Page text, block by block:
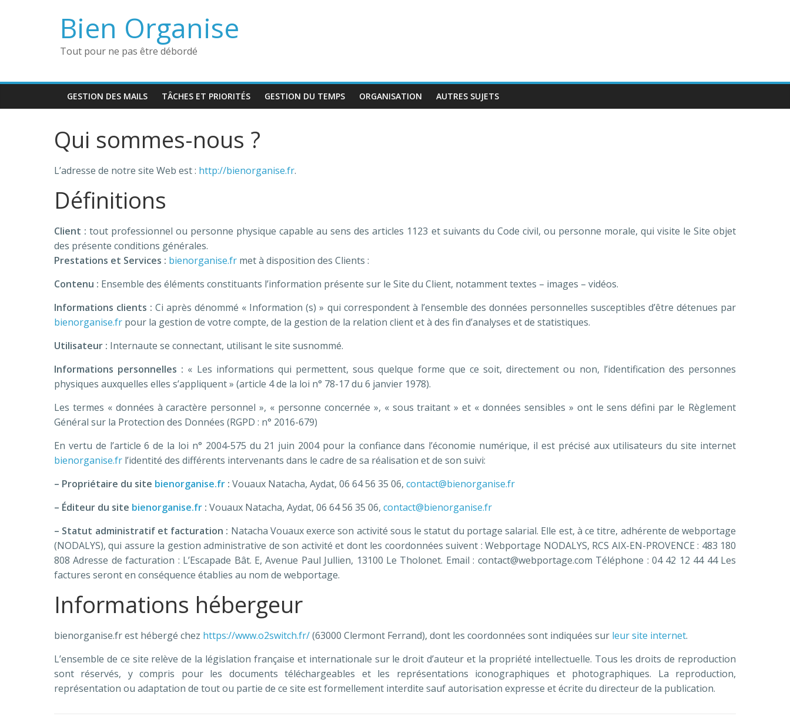
Bien Organise
Tout pour ne pas être débordé
GESTION DES MAILS TÂCHES ET PRIORITÉS GESTION DU TEMPS ORGANISATION AUTRES SUJETS
Qui sommes-nous ?
L’adresse de notre site Web est : http://bienorganise.fr.
Définitions
Client : tout professionnel ou personne physique capable au sens des articles 1123 et suivants du Code civil, ou personne morale, qui visite le Site objet
des présente conditions générales.
Prestations et Services : bienorganise.fr met à disposition des Clients :
Contenu : Ensemble des éléments constituants l’information présente sur le Site du Client, notamment textes – images – vidéos.
Informations clients : Ci après dénommé « Information (s) » qui correspondent à l’ensemble des données personnelles susceptibles d’être détenues par
bienorganise.fr pour la gestion de votre compte, de la gestion de la relation client et à des fin d’analyses et de statistiques.
Utilisateur : Internaute se connectant, utilisant le site susnommé.
Informations personnelles : « Les informations qui permettent, sous quelque forme que ce soit, directement ou non, l’identification des personnes
physiques auxquelles elles s’appliquent » (article 4 de la loi n° 78-17 du 6 janvier 1978).
Les termes « données à caractère personnel », « personne concernée », « sous traitant » et « données sensibles » ont le sens défini par le Règlement
Général sur la Protection des Données (RGPD : n° 2016-679)
En vertu de l’article 6 de la loi n° 2004-575 du 21 juin 2004 pour la confiance dans l’économie numérique, il est précisé aux utilisateurs du site internet
bienorganise.fr l’identité des différents intervenants dans le cadre de sa réalisation et de son suivi:
– Propriétaire du site bienorganise.fr : Vouaux Natacha, Aydat, 06 64 56 35 06, contact@bienorganise.fr
– Éditeur du site bienorganise.fr : Vouaux Natacha, Aydat, 06 64 56 35 06, contact@bienorganise.fr
– Statut administratif et facturation : Natacha Vouaux exerce son activité sous le statut du portage salarial. Elle est, à ce titre, adhérente de webportage
(NODALYS), qui assure la gestion administrative de son activité et dont les coordonnées suivent : Webportage NODALYS, RCS AIX-EN-PROVENCE : 483 180
808 Adresse de facturation : L’Escapade Bât. E, Avenue Paul Jullien, 13100 Le Tholonet. Email : contact@webportage.com Téléphone : 04 42 12 44 44 Les
factures seront en conséquence établies au nom de webportage.
Informations hébergeur
bienorganise.fr est hébergé chez https://www.o2switch.fr/(63000 Clermont Ferrand), dont les coordonnées sont indiquées sur leur site internet.
L’ensemble de ce site relève de la législation française et internationale sur le droit d’auteur et la propriété intellectuelle. Tous les droits de reproduction
sont réservés, y compris pour les documents téléchargeables et les représentations iconographiques et photographiques. La reproduction,
représentation ou adaptation de tout ou partie de ce site est formellement interdite sauf autorisation expresse et écrite du directeur de la publication.